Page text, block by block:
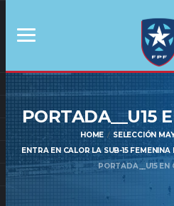
PORTADA__U15
HOME
SELECCIÓN
ENTRA EN CALOR LA SUB-15
PORTADA__U15 EN